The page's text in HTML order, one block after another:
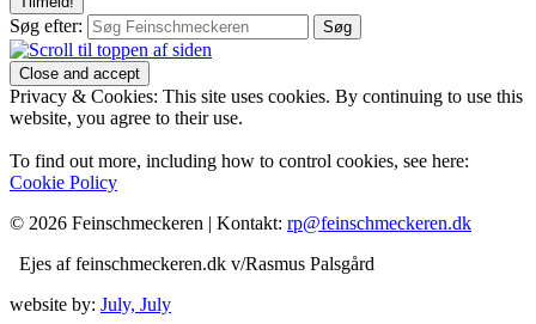
Søg efter:
Privacy & Cookies: This site uses cookies. By continuing to use this
website, you agree to their use.
To find out more, including how to control cookies, see here:
Cookie Policy
© 2026 Feinschmeckeren | Kontakt: rp@feinschmeckeren.dk
Ejes af feinschmeckeren.dk v/Rasmus Palsgård
website by: July, July